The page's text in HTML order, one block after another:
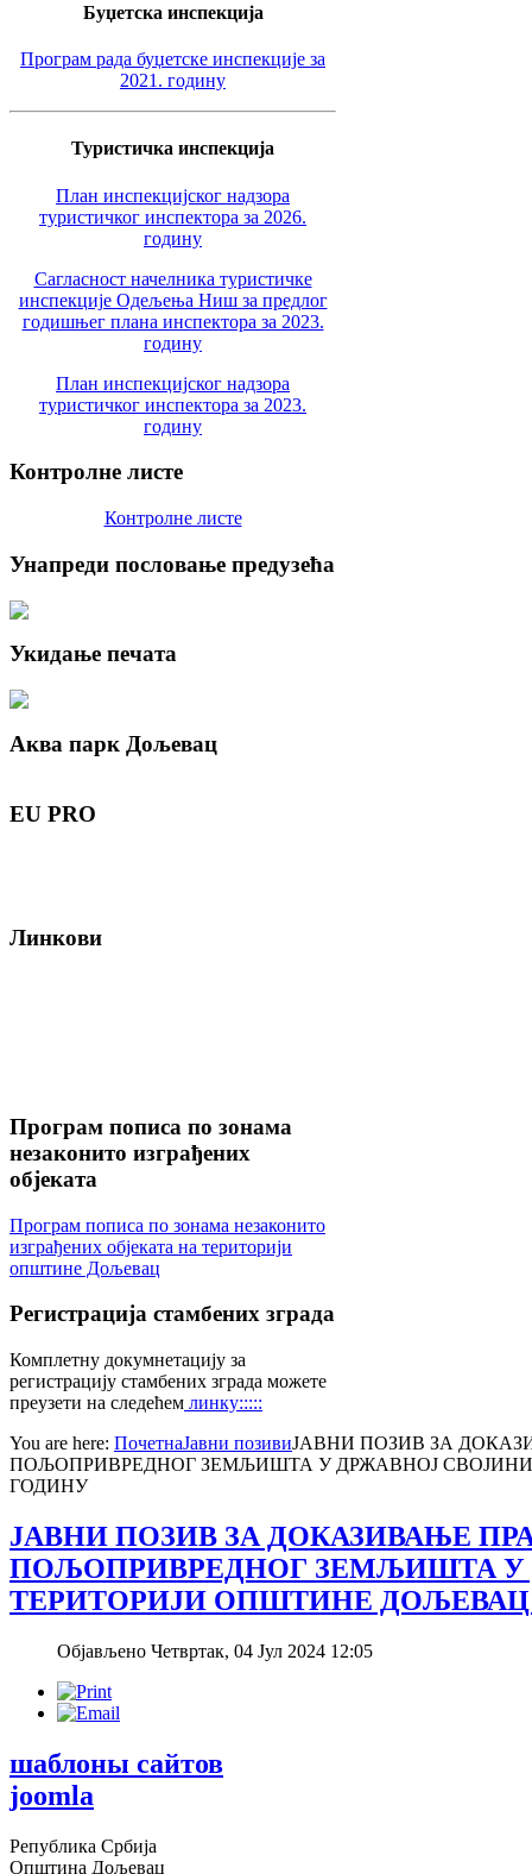
Буџетска инспекција
Програм рада буџетске инспекције за
2021. годину
Туристичка инспекција
План инспекцијског надзора
туристичког инспектора за 2026.
годину
Сагласност начелника туристичке
инспекције Одељења Ниш за предлог
годишњег плана инспектора за 2023.
годину
План инспекцијског надзора
туристичког инспектора за 2023.
годину
Контролне листе
Контролне листе
Унапреди пословање предузећа
Укидање печата
Аква парк Дољевац
EU PRO
Линкови
Програм пописа по зонама
незаконито изграђених
објеката
Програм пописа по зонама незаконито
изграђених објеката на територији
општине Дољевац
Регистрација стамбених зграда
Комплетну докумнетацију за
регистрацију стамбених зграда можете
преузети на следећем линку:::::
You are here: ПочетнаЈавни позивиЈАВНИ ПОЗИВ ЗА
ПОЉОПРИВРЕДНОГ ЗЕМЉИШТА У ДРЖАВНОЈ
ГОДИНУ
ЈАВНИ ПОЗИВ ЗА ДОКАЗИВАЊЕ
ПОЉОПРИВРЕДНОГ ЗЕМЉИШТА У
ТЕРИТОРИЈИ ОПШТИНЕ ДОЉЕВАЦ
Објављено Четвртак, 04 Јул 2024 12:05
шаблоны сайтов
joomla
Република Србија
Општина Дољевац